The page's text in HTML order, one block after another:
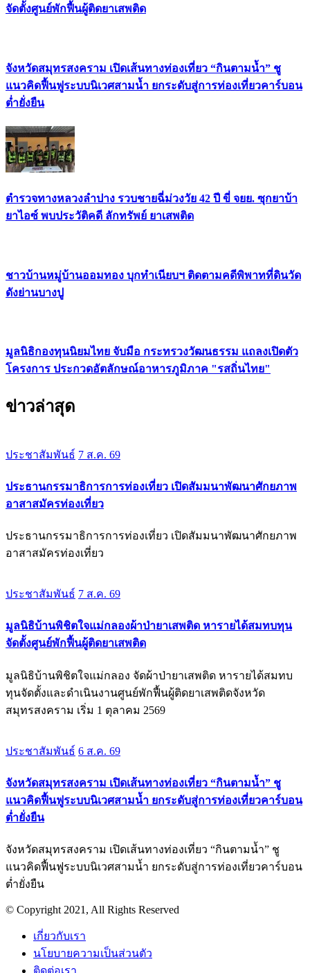
จัดตั้งศูนย์พักฟื้นผู้ติดยาเสพติด
จังหวัดสมุทรสงคราม เปิดเส้นทางท่องเที่ยว “กินตามน้ำ” ชู
แนวคิดฟื้นฟูระบบนิเวศสามน้ำ ยกระดับสู่การท่องเที่ยวคาร์บอน
ต่ำยั่งยืน
ตำรวจทางหลวงลำปาง รวบชายฉี่ม่วงวัย 42 ปี ขี่ จยย. ซุกยาบ้า
ยาไอซ์ พบประวัติคดี ลักทรัพย์ ยาเสพติด
ชาวบ้านหมู่บ้านออมทอง บุกทำเนียบฯ ติดตามคดีพิพาทที่ดินวัด
ดังย่านบางปู
มูลนิธิกองทุนนิยมไทย จับมือ กระทรวงวัฒนธรรม แถลงเปิดตัว
โครงการ ประกวดอัตลักษณ์อาหารภูมิภาค "รสถิ่นไทย"
ข่าวล่าสุด
ประชาสัมพันธ์ 7 ส.ค. 69
ประธานกรรมาธิการการท่องเที่ยว เปิดสัมมนาพัฒนาศักยภาพ
อาสาสมัครท่องเที่ยว
ประธานกรรมาธิการการท่องเที่ยว เปิดสัมมนาพัฒนาศักยภาพ
อาสาสมัครท่องเที่ยว
ประชาสัมพันธ์ 7 ส.ค. 69
มูลนิธิบ้านพิชิตใจแม่กลองผ้าป่ายาเสพติด หารายได้สมทบทุน
จัดตั้งศูนย์พักฟื้นผู้ติดยาเสพติด
มูลนิธิบ้านพิชิตใจแม่กลอง จัดผ้าป่ายาเสพติด หารายได้สมทบ
ทุนจัดตั้งและดำเนินงานศูนย์พักฟื้นผู้ติดยาเสพติดจังหวัด
สมุทรสงคราม เริ่ม 1 ตุลาคม 2569
ประชาสัมพันธ์ 6 ส.ค. 69
จังหวัดสมุทรสงคราม เปิดเส้นทางท่องเที่ยว “กินตามน้ำ” ชู
แนวคิดฟื้นฟูระบบนิเวศสามน้ำ ยกระดับสู่การท่องเที่ยวคาร์บอน
ต่ำยั่งยืน
จังหวัดสมุทรสงคราม เปิดเส้นทางท่องเที่ยว “กินตามน้ำ” ชู
แนวคิดฟื้นฟูระบบนิเวศสามน้ำ ยกระดับสู่การท่องเที่ยวคาร์บอน
ต่ำยั่งยืน
© Copyright 2021, All Rights Reserved
เกี่ยวกับเรา
นโยบายความเป็นส่วนตัว